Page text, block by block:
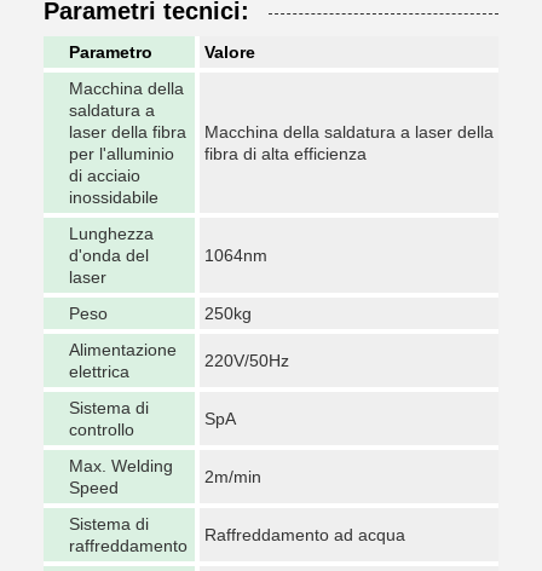
Parametri tecnici:
Parametro
Valore
Macchina della
saldatura a
laser della fibra
per l'alluminio
di acciaio
inossidabile
Macchina della saldatura a laser della
fibra di alta efficienza
Lunghezza
d'onda del
laser
1064nm
Peso
250kg
Alimentazione
elettrica
220V/50Hz
Sistema di
controllo
SpA
Max. Welding
Speed
2m/min
Sistema di
raffreddamento
Raffreddamento ad acqua